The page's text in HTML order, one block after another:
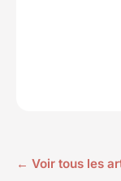
← Voir tous les